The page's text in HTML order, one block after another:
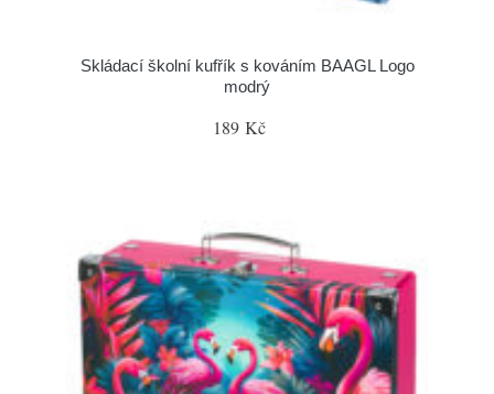
Skládací školní kufřík s kováním BAAGL Logo
modrý
189 Kč